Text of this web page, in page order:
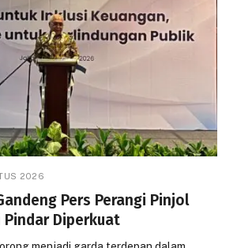
2026
Pers Perangi Pinjol
Diperkuat